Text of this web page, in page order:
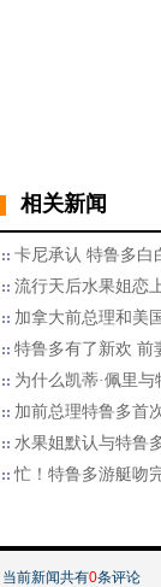
相关新闻
卡尼承认 特鲁多白
流行天后水果姐恋
加拿大前总理和美
特鲁多有了新欢 前
为什么凯蒂·佩里
加前总理特鲁多首
水果姐默认与特鲁
忙！特鲁多游艇吻
当前新闻共有0条评论